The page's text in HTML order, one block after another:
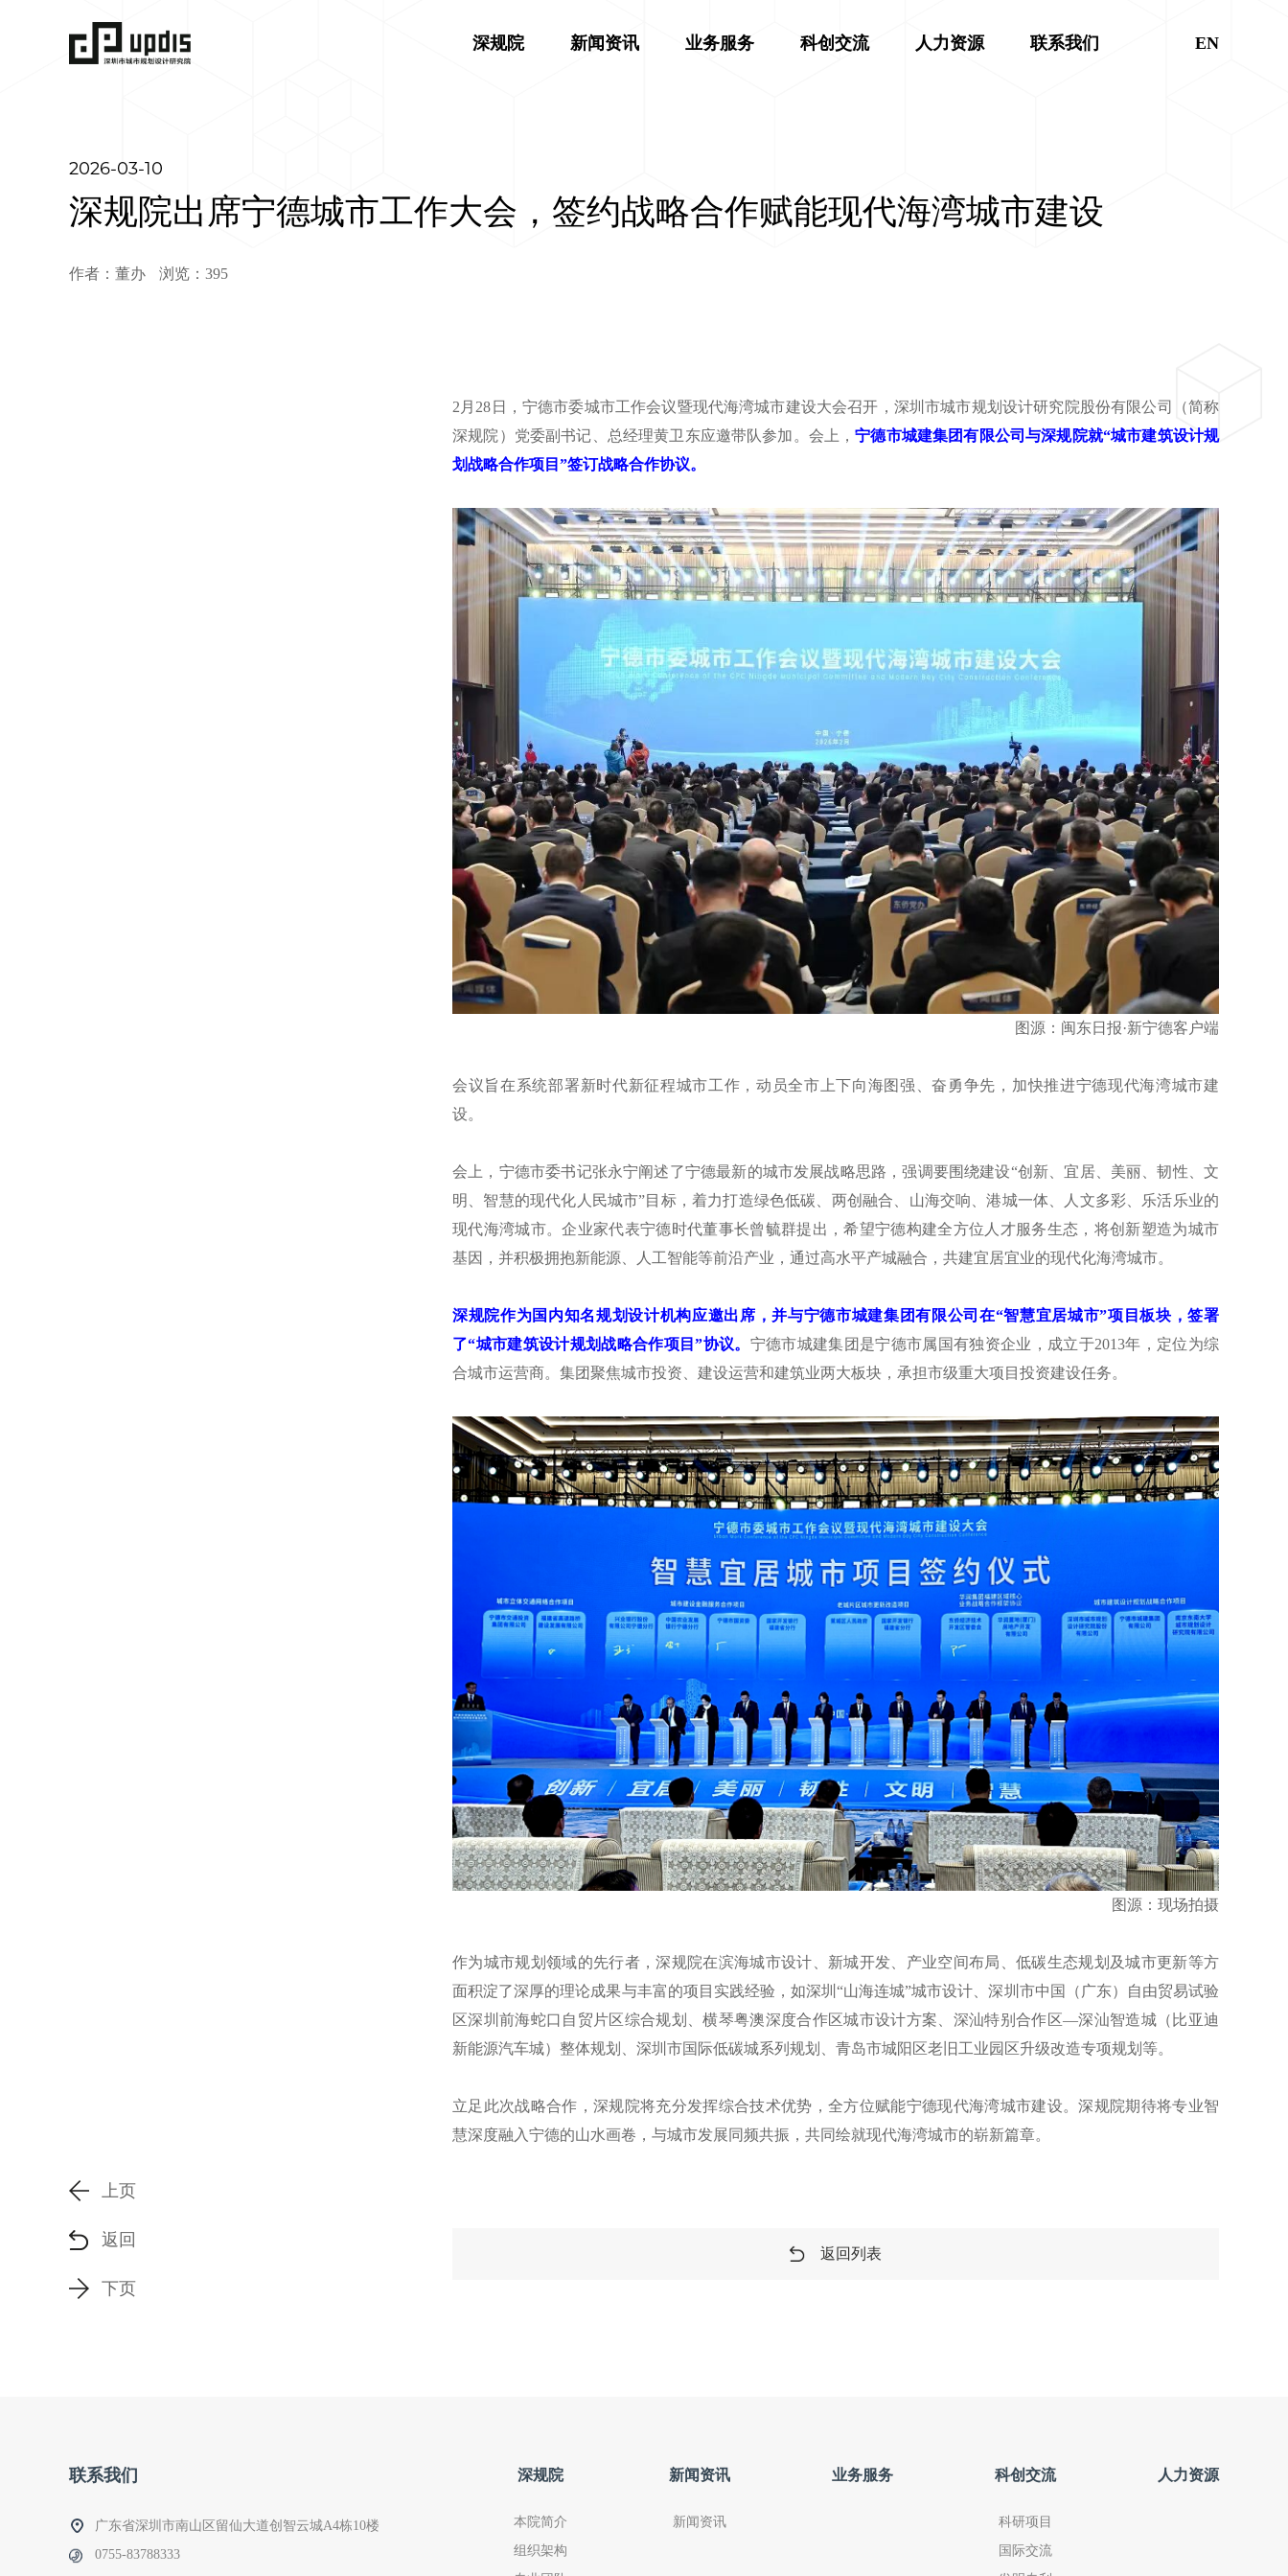
深规院 新闻资讯 业务服务 科创交流 人力资源 联系我们 EN
2026-03-10
深规院出席宁德城市工作大会，签约战略合作赋能现代海湾城市建设
作者：董办 浏览：395
2月28日，宁德市委城市工作会议暨现代海湾城市建设大会召开，深圳市城市规划设计研究院股份有限公司（简称
深规院）党委副书记、总经理黄卫东应邀带队参加。会上，宁德市城建集团有限公司与深规院就“城市建筑设计规
划战略合作项目”签订战略合作协议。
图源：闽东日报·新宁德客户端
会议旨在系统部署新时代新征程城市工作，动员全市上下向海图强、奋勇争先，加快推进宁德现代海湾城市建
设。
会上，宁德市委书记张永宁阐述了宁德最新的城市发展战略思路，强调要围绕建设“创新、宜居、美丽、韧性、文
明、智慧的现代化人民城市”目标，着力打造绿色低碳、两创融合、山海交响、港城一体、人文多彩、乐活乐业的
现代海湾城市。企业家代表宁德时代董事长曾毓群提出，希望宁德构建全方位人才服务生态，将创新塑造为城市
基因，并积极拥抱新能源、人工智能等前沿产业，通过高水平产城融合，共建宜居宜业的现代化海湾城市。
深规院作为国内知名规划设计机构应邀出席，并与宁德市城建集团有限公司在“智慧宜居城市”项目板块，签署
了“城市建筑设计规划战略合作项目”协议。 宁德市城建集团是宁德市属国有独资企业，成立于2013年，定位为综
合城市运营商。集团聚焦城市投资、建设运营和建筑业两大板块，承担市级重大项目投资建设任务。
图源：现场拍摄
作为城市规划领域的先行者，深规院在滨海城市设计、新城开发、产业空间布局、低碳生态规划及城市更新等方
面积淀了深厚的理论成果与丰富的项目实践经验，如深圳“山海连城”城市设计、深圳市中国（广东）自由贸易试验
区深圳前海蛇口自贸片区综合规划、横琴粤澳深度合作区城市设计方案、深汕特别合作区—深汕智造城（比亚迪
新能源汽车城）整体规划、深圳市国际低碳城系列规划、青岛市城阳区老旧工业园区升级改造专项规划等。
立足此次战略合作，深规院将充分发挥综合技术优势，全方位赋能宁德现代海湾城市建设。深规院期待将专业智
慧深度融入宁德的山水画卷，与城市发展同频共振，共同绘就现代海湾城市的崭新篇章。
返回列表
上页
返回
下页
联系我们
广东省深圳市南山区留仙大道创智云城A4栋10楼
0755-83788333
深规院
本院简介
组织架构
新闻资讯
新闻资讯
业务服务 科创交流
科研项目
国际交流
人力资源